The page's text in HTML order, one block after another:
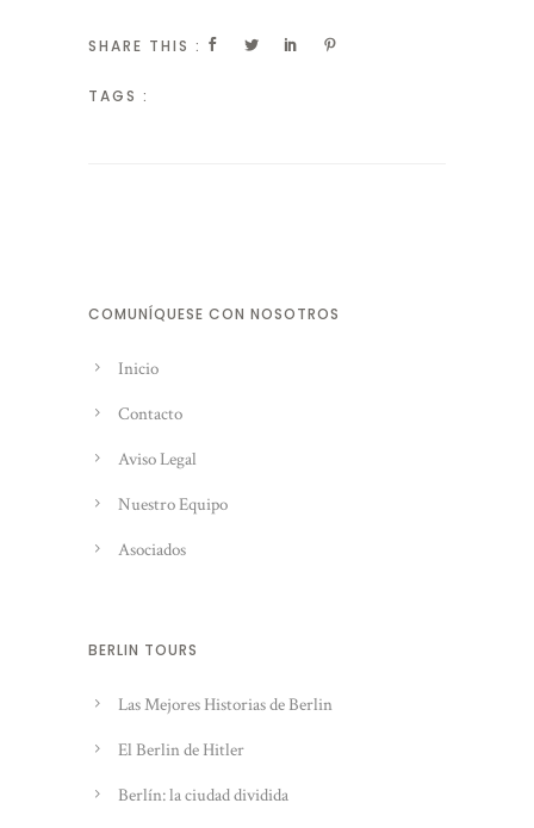
SHARE THIS :
TAGS :
COMUNÍQUESE CON NOSOTROS
Inicio
Contacto
Aviso Legal
Nuestro Equipo
Asociados
BERLIN TOURS
Las Mejores Historias de Berlin
El Berlin de Hitler
Berlín: la ciudad dividida